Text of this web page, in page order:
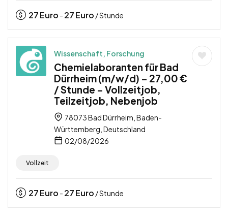
27Euro - 27Euro / Stunde
Wissenschaft, Forschung
Chemielaboranten für Bad
Dürrheim (m/w/d) – 27,00 €
/ Stunde – Vollzeitjob,
Teilzeitjob, Nebenjob
78073 Bad Dürrheim, Baden-
Württemberg, Deutschland
02/08/2026
Vollzeit
27Euro - 27Euro / Stunde